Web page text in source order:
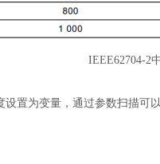
IEEE62704-2
置为变量，通过参数扫描可